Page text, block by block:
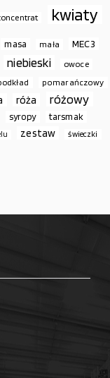
kwiaty
masa mała MEC3
niebieski owoce
pomarańczowy
róża różowy
syropy tarsmak
zestaw świeczki